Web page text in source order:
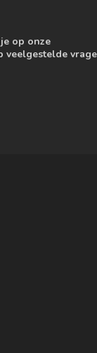
op onze
veelgestelde